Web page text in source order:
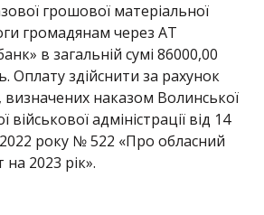
грошової матеріальної
громадянам через АТ
в загальній сумі 86000,00
Оплату здійснити за рахунок
визначених наказом Волинської
військової адміністрації від 14
року № 522 «Про обласний
2023 рік».